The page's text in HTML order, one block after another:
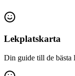
Lekplatskarta
Din guide till de bästa